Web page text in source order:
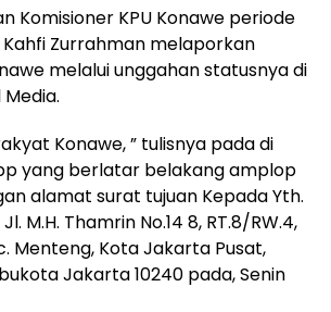
Komisioner KPU Konawe periode
Kahfi Zurrahman melaporkan
melalui unggahan statusnya di
Konawe, ” tulisnya pada di
yang berlatar belakang amplop
alamat surat tujuan Kepada Yth.
M.H. Thamrin No.14 8, RT.8/RW.4,
Menteng, Kota Jakarta Pusat,
Jakarta 10240 pada, Senin